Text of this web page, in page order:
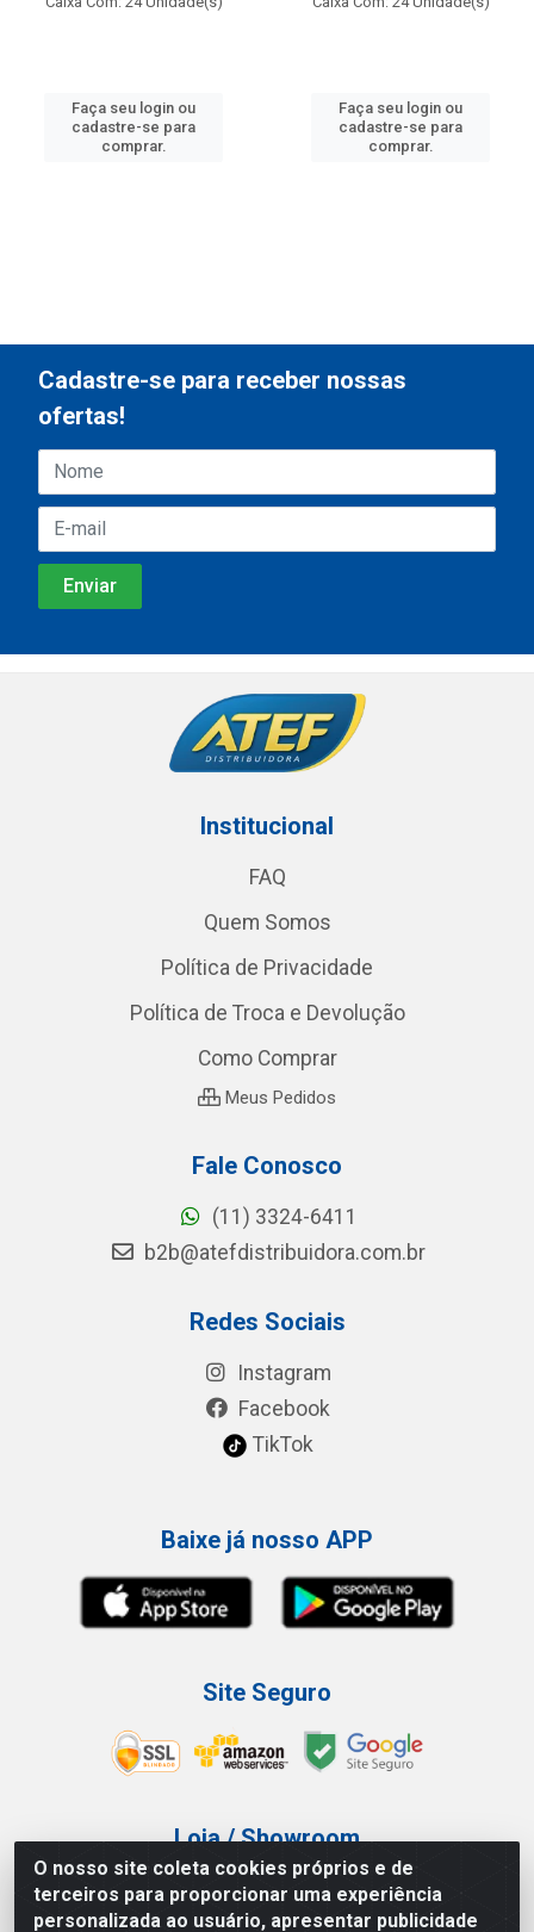
Faça seu login ou
cadastre-se para
comprar.
Faça seu login ou
cadastre-se para
comprar.
O nosso site coleta cookies próprios e de
terceiros para proporcionar uma experiência
personalizada ao usuário, apresentar publicidade
Cadastre-se para receber nossas
ofertas!
Institucional
FAQ
Quem Somos
Política de Privacidade
Política de Troca e Devolução
Como Comprar
Meus Pedidos
Fale Conosco
(11) 3324-6411
b2b@atefdistribuidora.com.br
Redes Sociais
Instagram
Facebook
TikTok
Baixe já nosso APP
Site Seguro
Loja / Showroom
Tel.: (11) 3227-0546
Av Vautier, 587/597 - Pari - São Paulo/SP